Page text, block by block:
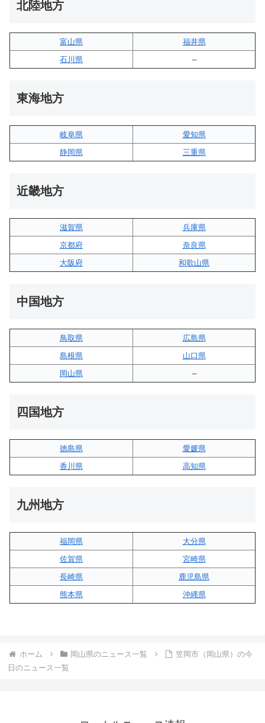
北陸地方
富山県
福井県
石川県
–
東海地方
岐阜県
愛知県
静岡県
三重県
近畿地方
滋賀県
兵庫県
京都府
奈良県
大阪府
和歌山県
中国地方
鳥取県
広島県
島根県
山口県
岡山県
–
四国地方
徳島県
愛媛県
香川県
高知県
九州地方
福岡県
大分県
佐賀県
宮崎県
長崎県
鹿児島県
熊本県
沖縄県
ホーム 岡山県のニュース一覧
笠岡市（岡山県）の今
日のニュース一覧